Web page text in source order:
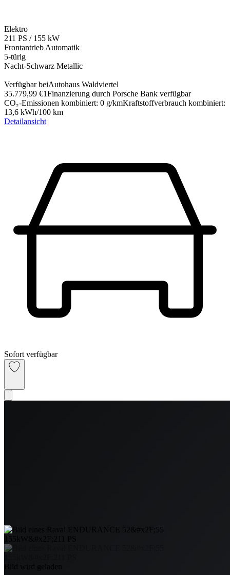
Elektro
211 PS / 155 kW
Frontantrieb Automatik
5-türig
Nacht-Schwarz Metallic
Verfügbar beiAutohaus Waldviertel
35.779,99 €1Finanzierung durch Porsche Bank verfügbar
CO₂-Emissionen kombiniert: 0 g/kmKraftstoffverbrauch kombiniert:
13,6 kWh/100 km
Detailansicht
Sofort verfügbar